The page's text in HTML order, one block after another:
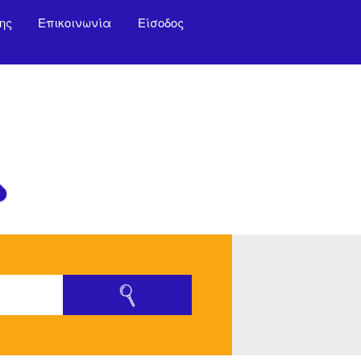
Επικοινωνία
Είσοδος